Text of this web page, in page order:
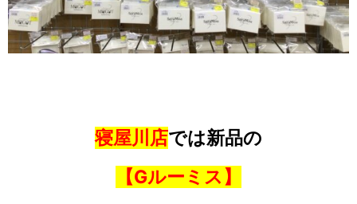
寝屋川店では新品の
【Gルーミス】